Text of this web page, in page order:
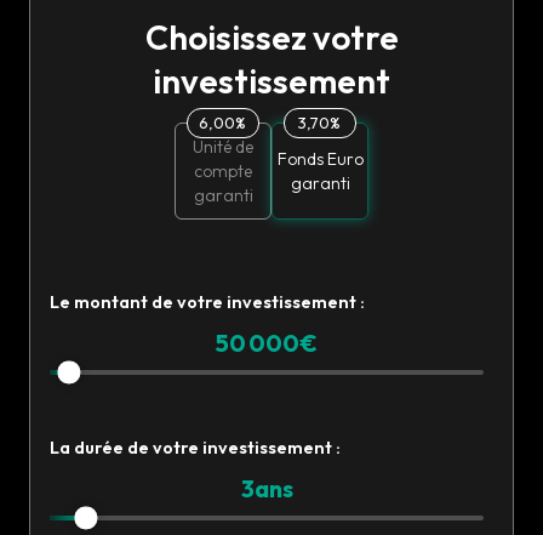
Choisissez votre
investissement
Unité de
compte
garanti
6,00%
Fonds Euro
garanti
3,70%
Le montant de votre investissement :
50 000€
La durée de votre investissement :
3ans